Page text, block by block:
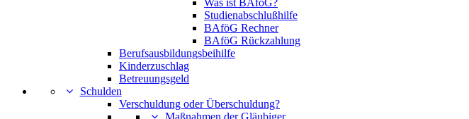
Was ist BAföG?
Studienabschlußhilfe
BAföG Rechner
BAföG Rückzahlung
Berufsausbildungsbeihilfe
Kinderzuschlag
Betreuungsgeld
Schulden
Verschuldung oder Überschuldung?
Maßnahmen der Gläubiger